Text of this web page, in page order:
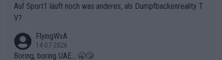
Auf Sport1 läuft noch was anderes, als Dumpfbackenreality T
V?
FlyingWvA
14-07-2026
Boring, boring UAE... 🥱😴